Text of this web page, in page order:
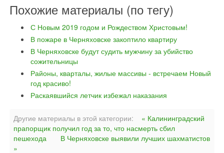
Похожие материалы (по тегу)
С Новым 2019 годом и Рождеством Христовым!
В пожаре в Черняховске закоптило квартиру
В Черняховске будут судить мужчину за убийство
сожительницы
Районы, кварталы, жилые массивы - встречаем Новый
год красиво!
Раскаявшийся летчик избежал наказания
Другие материалы в этой категории:
« Калининградский
прапорщик получил год за то, что насмерть сбил
пешехода
В Черняховске выявили лучших шахматистов
»